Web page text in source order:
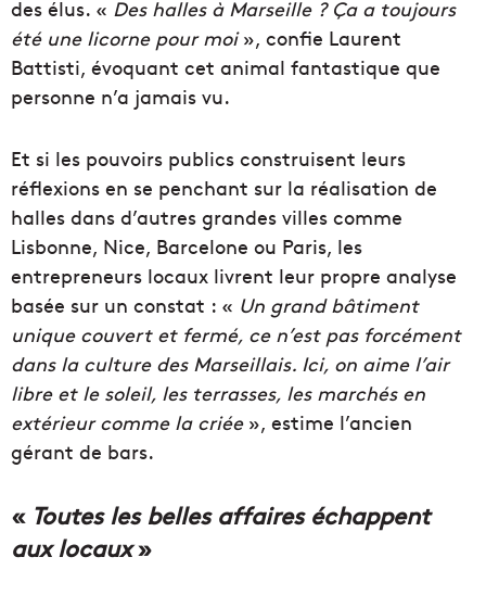
des élus. « Des halles à Marseille ? Ça a toujours
été une licorne pour moi», confie Laurent
Battisti, évoquant cet animal fantastique que
personne n’a jamais vu.
Et si les pouvoirs publics construisent leurs
réflexions en se penchant sur la réalisation de
halles dans d’autres grandes villes comme
Lisbonne, Nice, Barcelone ou Paris, les
entrepreneurs locaux livrent leur propre analyse
basée sur un constat : « Un grand bâtiment
unique couvert et fermé, ce n’est pas forcément
dans la culture des Marseillais. Ici, on aime l’air
libre et le soleil, les terrasses, les marchés en
extérieur comme la criée», estime l’ancien
gérant de bars.
« Toutes les belles affaires échappent
aux locaux»